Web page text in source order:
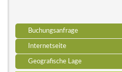
Buchungsanfrage
Internetseite
Geografische Lage